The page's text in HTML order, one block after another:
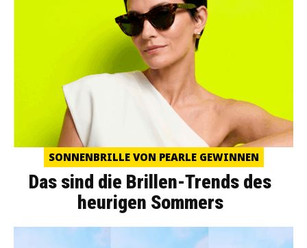
SONNENBRILLE VON PEARLE GEWINNEN
Das sind die Brillen-Trends des
heurigen Sommers